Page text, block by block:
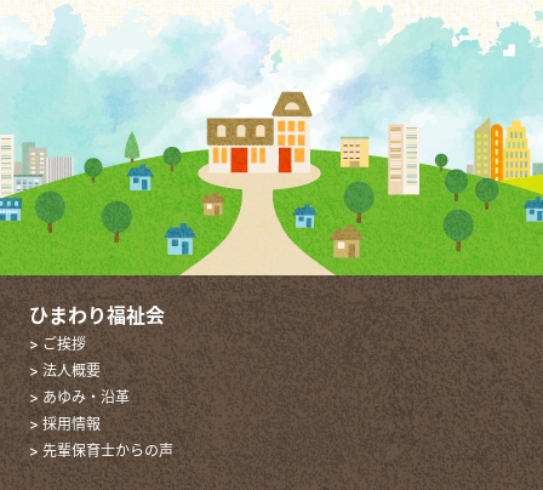
ひまわり福祉会
> ご挨拶
> 法人概要
> あゆみ・沿革
> 採用情報
> 先輩保育士からの声